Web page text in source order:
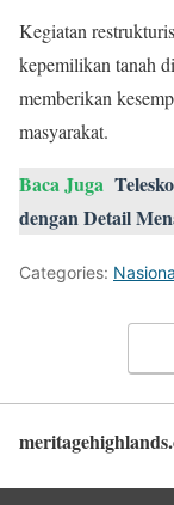
Kegiatan
kepemilikan tanah
memberikan
masyarakat.
Baca Juga
dengan Detail
Categories: